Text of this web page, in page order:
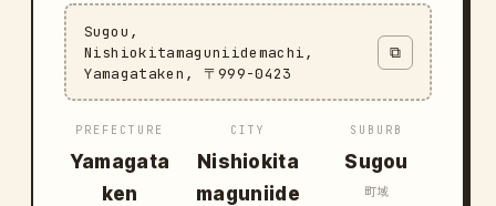
Sugou,
Nishiokitamaguniidemachi,
Yamagataken, 〒999-0423
⧉
PREFECTURE
Yamagata
ken
CITY
Nishiokita
maguniide
SUBURB
Sugou
町域